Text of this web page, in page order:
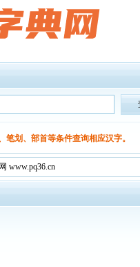
划、部首等条件查询相应汉字。
www.pq36.cn